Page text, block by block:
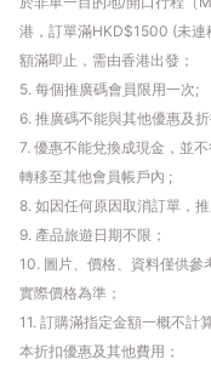
港，訂單滿HKD$1500 (未
額滿即止，需由香港出發；
5. 每個推廣碼會員限用一次;
6. 推廣碼不能與其他優惠及
7. 優惠不能兌換成現金，並
轉移至其他會員帳戶內 ;
8. 如因任何原因取消訂單，
9. 產品旅遊日期不限；
10. 圖片、價格、資料僅供參
實際價格為準；
11. 訂購滿指定金額一概不計
本折扣優惠及其他費用；